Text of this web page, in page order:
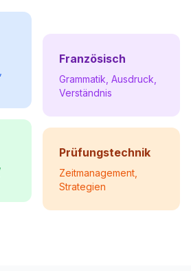
Französisch
Grammatik, Ausdruck,
Verständnis
Prüfungstechnik
Zeitmanagement,
Strategien